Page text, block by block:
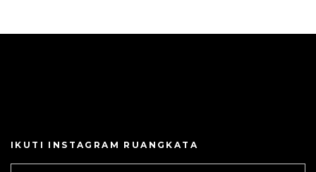
IKUTI INSTAGRAM RUANGKATA